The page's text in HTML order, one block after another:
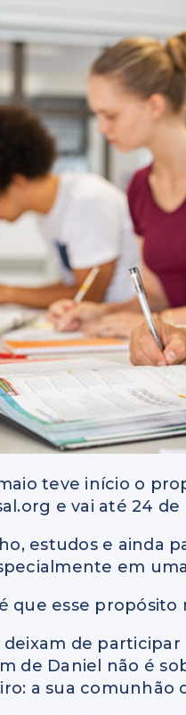
teve início o
e vai até 24
estudos e ainda
em
que esse
deixam de
de Daniel não é
a sua comunhão